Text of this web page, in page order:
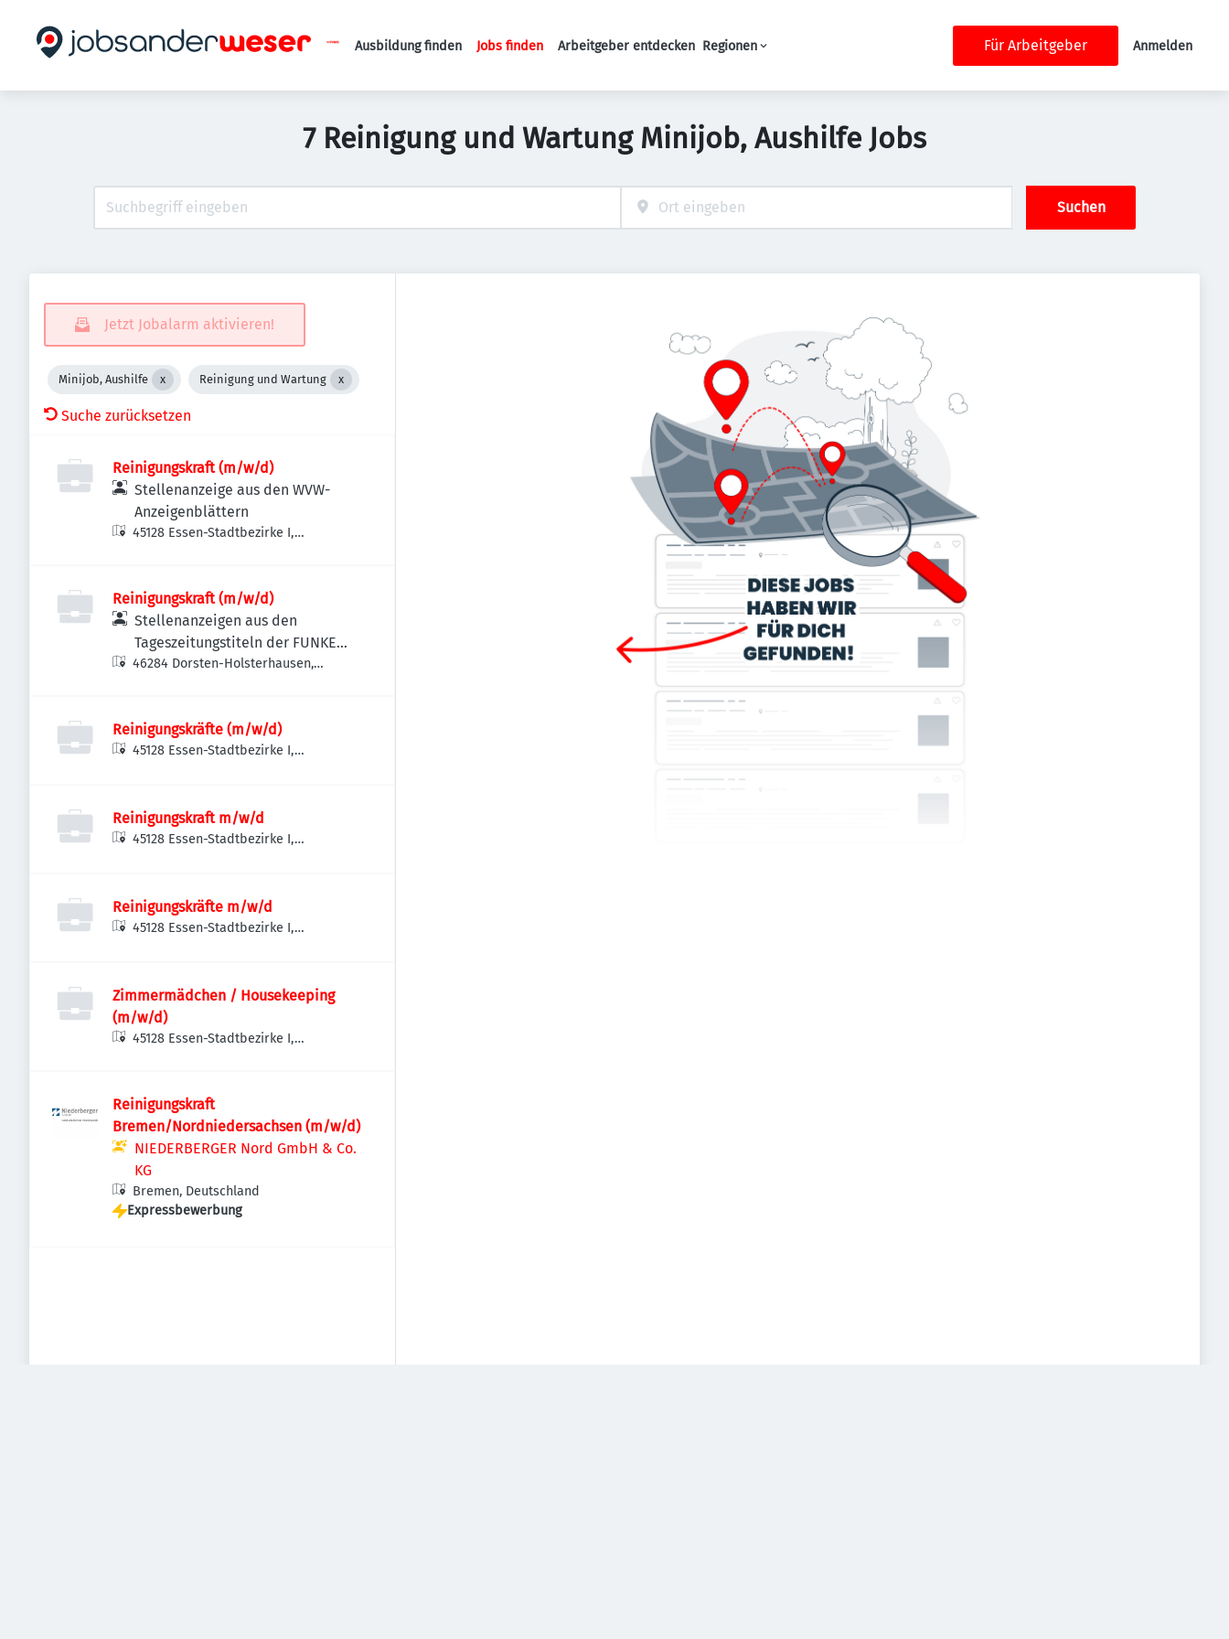
Haupt-Navigation
Ausbildung finden Jobs finden Arbeitgeber entdecken Regionen Für Arbeitgeber Anmelden
7 Reinigung und Wartung Minijob, Aushilfe Jobs
Suchen
Jetzt Jobalarm aktivieren!
Minijob, Aushilfe Reinigung und Wartung
Suche zurücksetzen
Reinigungskraft (m/w/d)
Stellenanzeige aus den WVW-
Anzeigenblättern
45128 Essen-Stadtbezirke I,
Reinigungskraft (m/w/d)
Stellenanzeigen aus den
Tageszeitungstiteln der FUNKE
MEDIEN NRW
46284 Dorsten-Holsterhausen,
Reinigungskräfte (m/w/d)
45128 Essen-Stadtbezirke I,
Reinigungskraft m/w/d
45128 Essen-Stadtbezirke I,
Reinigungskräfte m/w/d
45128 Essen-Stadtbezirke I,
Zimmermädchen / Housekeeping
(m/w/d)
45128 Essen-Stadtbezirke I,
Reinigungskraft
Bremen/Nordniedersachsen (m/w/d)
NIEDERBERGER Nord GmbH & Co.
KG
Bremen, Deutschland
Expressbewerbung